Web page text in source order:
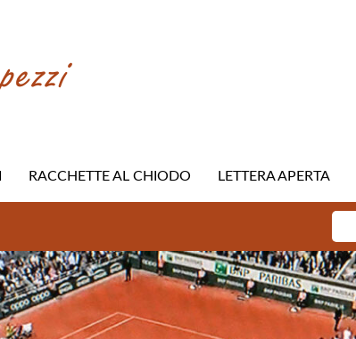
RACCHETTE AL CHIODO LETTERA APERTA
per: